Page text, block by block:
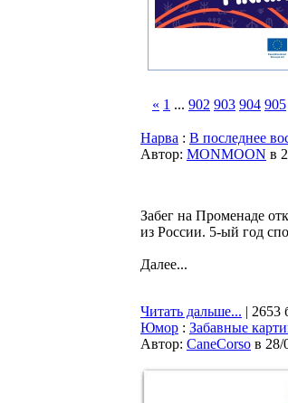
« 1 ... 902 903 904 905
Нарва : В последнее
Автор: MONMOON в
Забег на Променаде
из России. 5-ый год
Далее...
Читать дальше... | 2653
Юмор : Забавные
Автор: CaneCorso в 28/